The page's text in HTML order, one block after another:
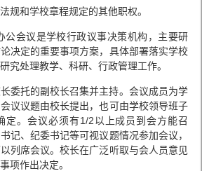
规和学校章程规定的其他职权。
公会议是学校行政议事决策机构，主要研
决定的重要事项方案，具体部署落实学校
究处理教学、科研、行政管理工作。
委托的副校长召集并主持。会议成员为学
议议题由校长提出，也可由学校领导班子
定。会议必须有1/2以上成员到会方能召
记、纪委书记等可视议题情况参加会议，
列席会议。校长在广泛听取与会人员意见
项作出决定。